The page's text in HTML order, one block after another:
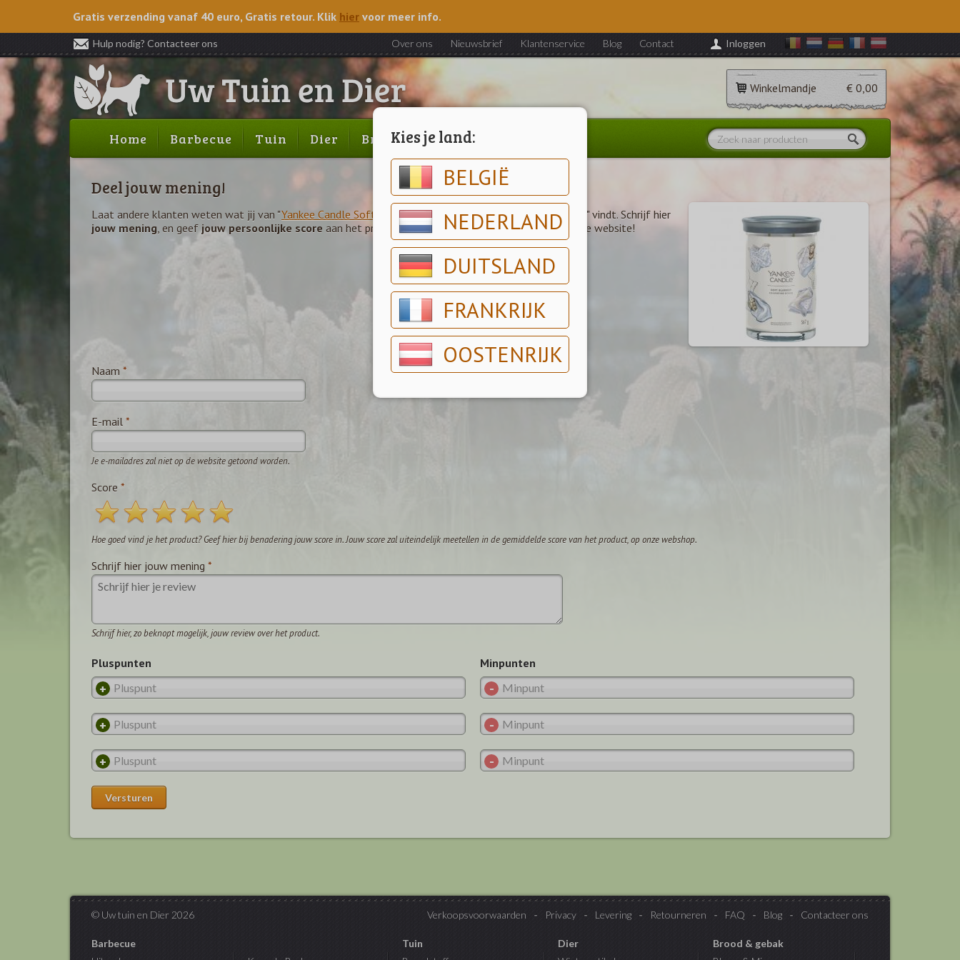
Kies je land:
BELGIË
NEDERLAND
DUITSLAND
FRANKRIJK
OOSTENRIJK
Gratis verzending vanaf 40 euro, Gratis retour. Klik hier voor meer info.
Hulp nodig? Contacteer ons Over ons Nieuwsbrief Klantenservice Blog Contact Inloggen
Winkelmandje € 0,00
Home Barbecue Tuin Dier Brood & gebak
Deel jouw mening!
Laat andere klanten weten wat jij van "Yankee Candle Soft Blanket Signature Large Tumbler Geurkaars " vindt. Schrijf hier
jouw mening, en geefjouw persoonlijke score aan het product: wij publiceren het met plezier op onze website!
Naam *
E-mail *
Je e-mailadres zal niet op de website getoond worden.
Score *
Hoe goed vind je het product? Geef hier bij benadering jouw score in. Jouw score zal uiteindelijk meetellen in de gemiddelde score van het product, op onze webshop.
Schrijf hier jouw mening *
Schrijf hier, zo beknopt mogelijk, jouw review over het product.
Pluspunten Minpunten
© Uw tuin en Dier 2026 Verkoopsvoorwaarden Privacy Levering Retourneren FAQ Blog Contacteer ons
Barbecue
Tuin
Dier
Brood & gebak